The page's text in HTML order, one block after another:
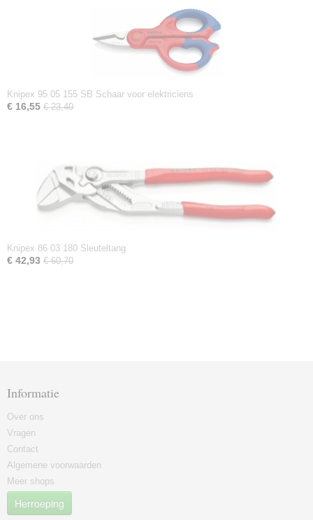
Knipex 95 05 155 SB Schaar voor elektriciens
€ 16,55 € 23,40
Knipex 86 03 180 Sleuteltang
€ 42,93 € 60,70
Informatie
Over ons
Vragen
Contact
Algemene voorwaarden
Meer shops
Herroeping